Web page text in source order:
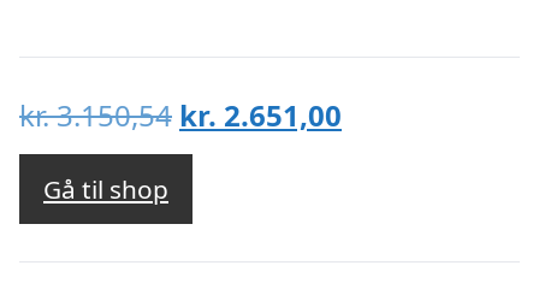
kr.3.150,54 Den
oprindelige
var:
kr. 3.150,54.
kr. 2.651,00
kr. 2.651,00.
Gå til shop